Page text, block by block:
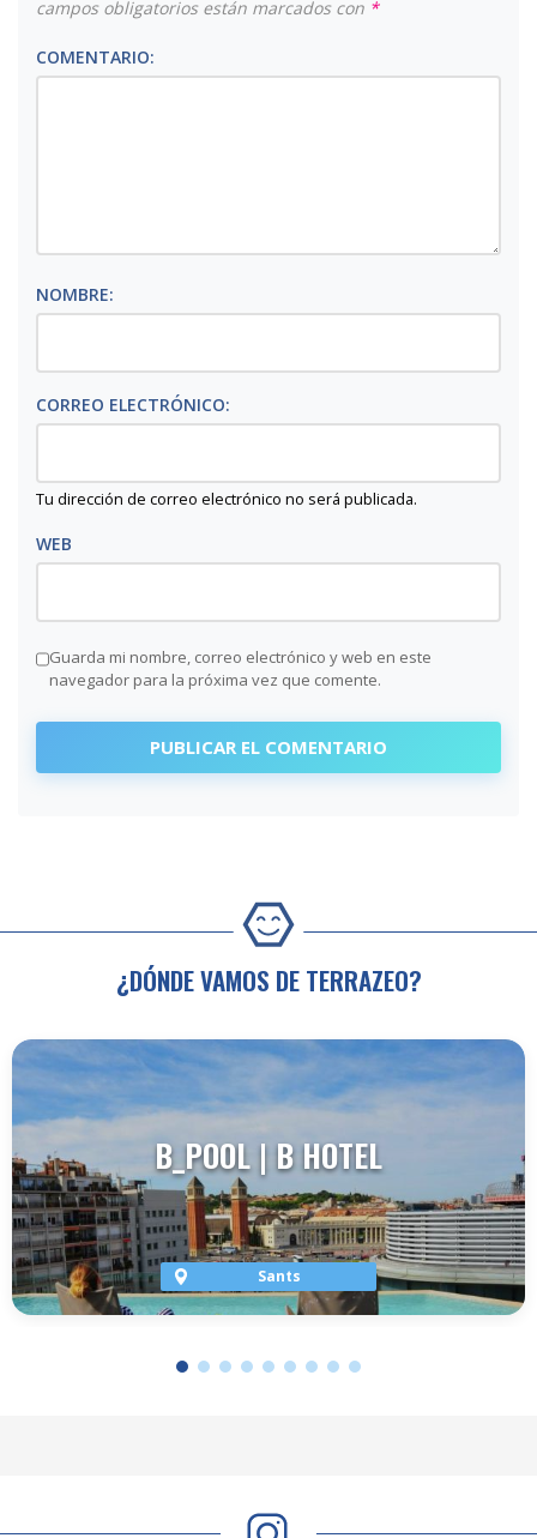
campos obligatorios están marcados con *
COMENTARIO:
NOMBRE:
CORREO ELECTRÓNICO:
Tu dirección de correo electrónico no será publicada.
WEB
Guarda mi nombre, correo electrónico y web en este
navegador para la próxima vez que comente.
¿DÓNDE VAMOS DE TERRAZEO?
B_POOL | B HOTEL
Sants